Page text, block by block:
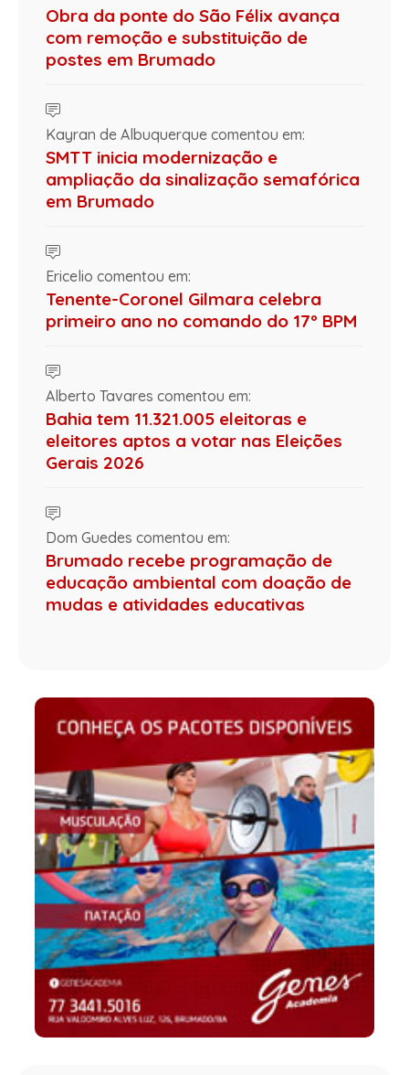
Obra da ponte do São Félix avança
com remoção e substituição de
postes em Brumado
Kayran de Albuquerque comentou em:
SMTT inicia modernização e
ampliação da sinalização semafórica
em Brumado
Ericelio comentou em:
Tenente-Coronel Gilmara celebra
primeiro ano no comando do 17º BPM
Alberto Tavares comentou em:
Bahia tem 11.321.005 eleitoras e
eleitores aptos a votar nas Eleições
Gerais 2026
Dom Guedes comentou em:
Brumado recebe programação de
educação ambiental com doação de
mudas e atividades educativas